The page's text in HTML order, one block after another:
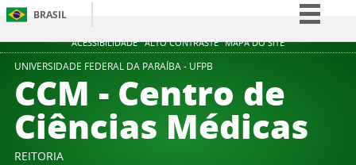
ACESSIBILIDADE ALTO CONTRASTE MAPA DO SITE
BRASIL
Simplifique!
Participe
Acesso à informação
Legislação
UNIVERSIDADE FEDERAL DA PARAÍBA - UFPB
CCM - Centro de
Ciências Médicas
REITORIA